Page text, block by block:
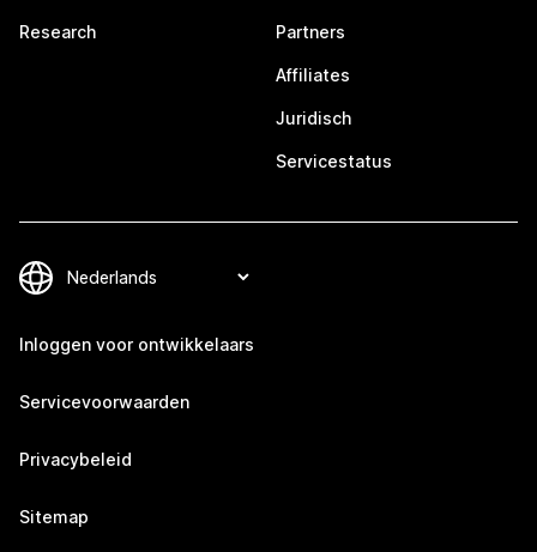
Research Partners
Affiliates
Juridisch
Servicestatus
Inloggen voor ontwikkelaars
Servicevoorwaarden
Privacybeleid
Sitemap